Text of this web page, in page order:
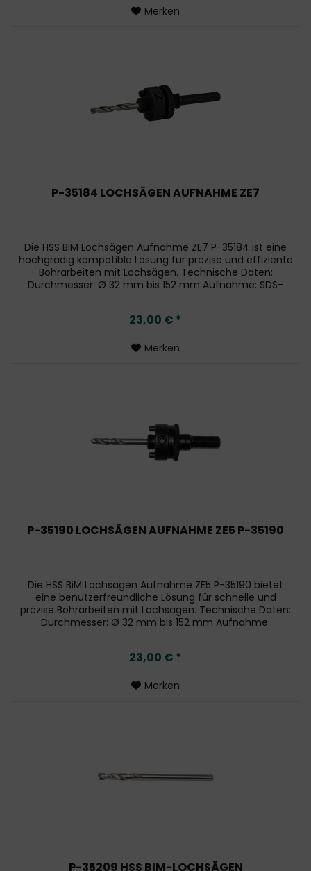
Merken
P-35184 LOCHSÄGEN AUFNAHME ZE7
Die HSS BiM Lochsägen Aufnahme ZE7 P-35184 ist eine
hochgradig kompatible Lösung für präzise und effiziente
Bohrarbeiten mit Lochsägen. Technische Daten:
Durchmesser: Ø 32 mm bis 152 mm Aufnahme: SDS-
23,00 € *
Merken
P-35190 LOCHSÄGEN AUFNAHME ZE5 P-35190
Die HSS BiM Lochsägen Aufnahme ZE5 P-35190 bietet
eine benutzerfreundliche Lösung für schnelle und
präzise Bohrarbeiten mit Lochsägen. Technische Daten:
Durchmesser: Ø 32 mm bis 152 mm Aufnahme:
23,00 € *
Merken
P-35209 HSS BIM-LOCHSÄGEN